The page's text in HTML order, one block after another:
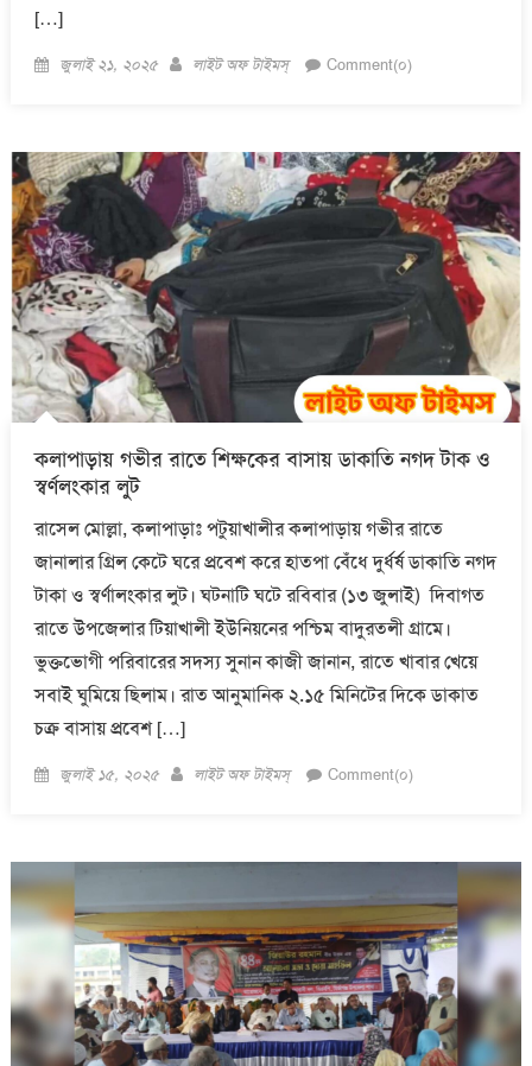
[…]
Posted
জুলাই ২১, ২০২৫ Author
লাইট অফ টাইমস্ Comment(০)
কলাপাড়ায় গভীর রাতে শিক্ষকের বাসায় ডাকাতি নগদ টাক ও
স্বর্ণলংকার লুট
রাসেল মোল্লা, কলাপাড়াঃ পটুয়াখালীর কলাপাড়ায় গভীর রাতে
জানালার গ্রিল কেটে ঘরে প্রবেশ করে হাতপা বেঁধে দুর্ধর্ষ ডাকাতি নগদ
টাকা ও স্বর্ণালংকার লুট। ঘটনাটি ঘটে রবিবার (১৩ জুলাই) দিবাগত
রাতে উপজেলার টিয়াখালী ইউনিয়নের পশ্চিম বাদুরতলী গ্রামে।
ভুক্তভোগী পরিবারের সদস্য সুনান কাজী জানান, রাতে খাবার খেয়ে
সবাই ঘুমিয়ে ছিলাম। রাত আনুমানিক ২.১৫ মিনিটের দিকে ডাকাত
চক্র বাসায় প্রবেশ […]
Posted
জুলাই ১৫, ২০২৫ Author
লাইট অফ টাইমস্ Comment(০)